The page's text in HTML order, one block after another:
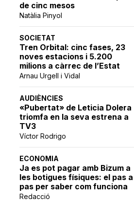
de cinc mesos
Natàlia Pinyol
SOCIETAT
Tren Orbital: cinc fases, 23
noves estacions i 5.200
milions a càrrec de l’Estat
Arnau Urgell i Vidal
AUDIÈNCIES
«Pubertat» de Leticia Dolera
triomfa en la seva estrena a
TV3
Víctor Rodrigo
ECONOMIA
Ja es pot pagar amb Bizum a
les botigues físiques: el pas a
pas per saber com funciona
Redacció